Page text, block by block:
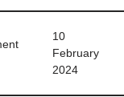
10
February
2024